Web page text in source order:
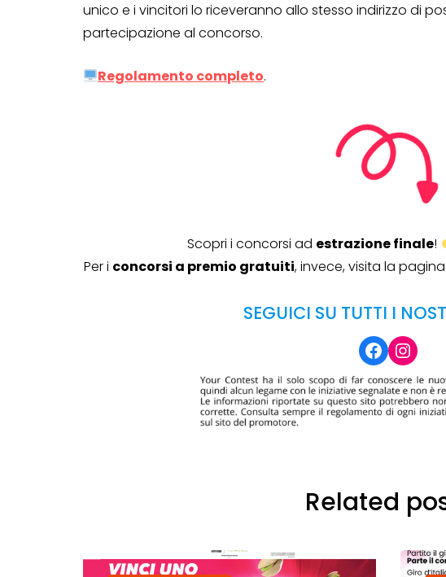
unico e i vincitori lo riceveranno allo stesso indirizzo di
partecipazione al concorso.
Regolamento completo.
Scopri i concorsi ad estrazione finale!
Per i concorsi a premio gratuiti, invece, visita la
SEGUICI SU TUTTI I
Facebook
Related
Genertel e
Genertellife ti